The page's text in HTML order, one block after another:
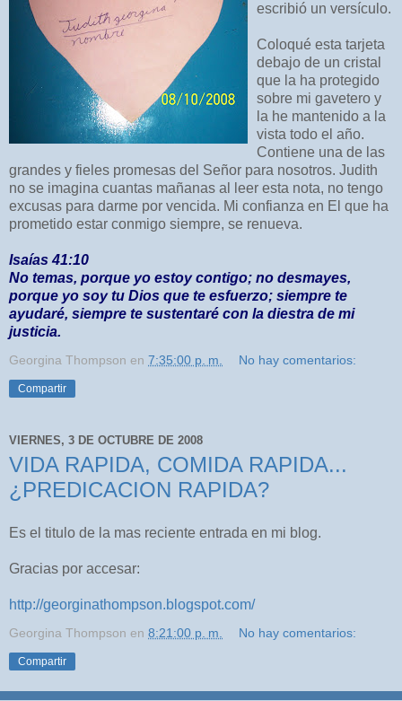
escribió un versículo.
Coloqué esta tarjeta
debajo de un cristal
que la ha protegido
sobre mi gavetero y
la he mantenido a la
vista todo el año.
Contiene una de las
grandes y fieles promesas del Señor para nosotros. Judith
no se imagina cuantas mañanas al leer esta nota, no tengo
excusas para darme por vencida. Mi confianza en El que ha
prometido estar conmigo siempre, se renueva.
Isaías 41:10
No temas, porque yo estoy contigo; no desmayes,
porque yo soy tu Dios que te esfuerzo; siempre te
ayudaré, siempre te sustentaré con la diestra de mi
justicia.
Georgina Thompson en 7:35:00 p. m. No hay comentarios:
Compartir
VIERNES, 3 DE OCTUBRE DE 2008
VIDA RAPIDA, COMIDA RAPIDA...
¿PREDICACION RAPIDA?
Es el titulo de la mas reciente entrada en mi blog.
Gracias por accesar:
http://georginathompson.blogspot.com/
Georgina Thompson en 8:21:00 p. m. No hay comentarios:
Compartir